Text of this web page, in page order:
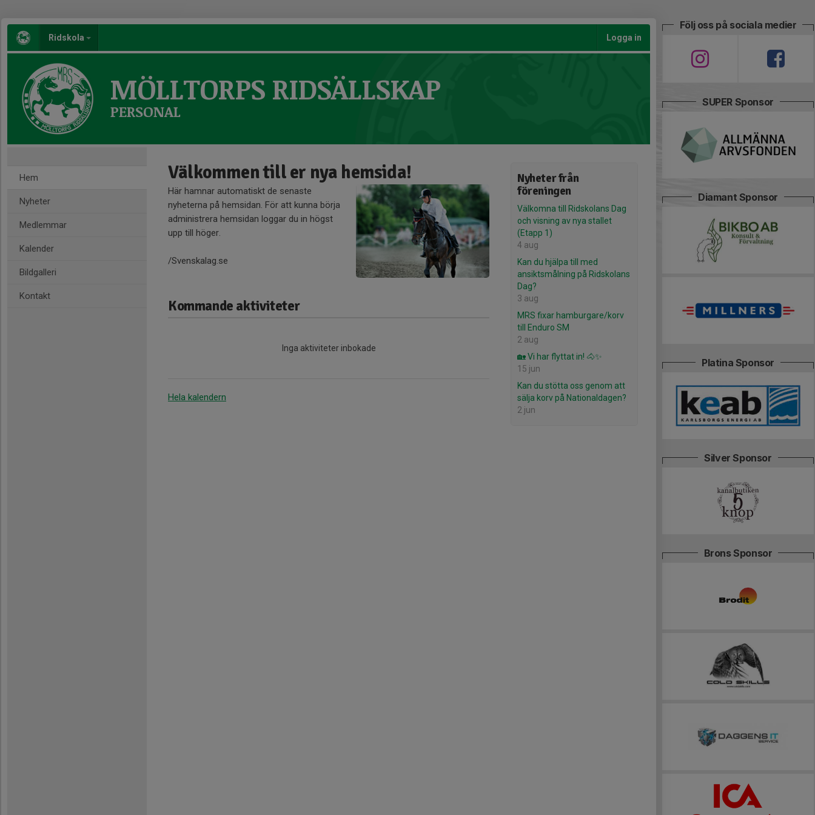
Ridskola Logga in
MÖLLTORPS RIDSÄLLSKAP
PERSONAL
Hem
Nyheter
Medlemmar
Kalender
Bildgalleri
Kontakt
Nyheter från
föreningen
Välkomna till Ridskolans Dag
och visning av nya stallet
(Etapp 1)
4 aug
Kan du hjälpa till med
ansiktsmålning på Ridskolans
Dag?
3 aug
MRS fixar hamburgare/korv
till Enduro SM
2 aug
🏡 Vi har flyttat in! 🐴✨
15 jun
Kan du stötta oss genom att
sälja korv på Nationaldagen?
2 jun
Välkommen till er nya hemsida!
Här hamnar automatiskt de senaste
nyheterna på hemsidan. För att kunna börja
administrera hemsidan loggar du in högst
upp till höger.
/Svenskalag.se
Kommande aktiviteter
Inga aktiviteter inbokade
Hela kalendern
Följ oss på sociala medier
SUPER Sponsor
Diamant Sponsor
Platina Sponsor
Silver Sponsor
Brons Sponsor